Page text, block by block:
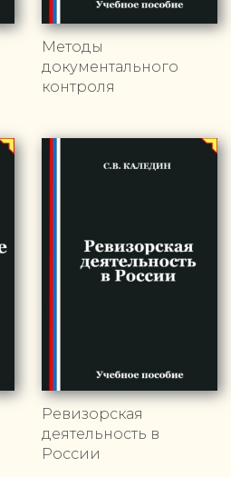
Методы
документального
контроля
Ревизорская
деятельность в
России